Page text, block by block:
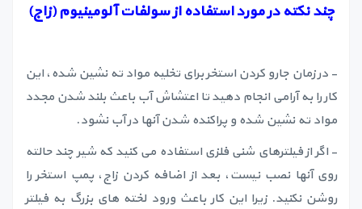
چند نکته در مورد استفاده از سولفات آلومینیوم (زاج)
- در زمان جارو کردن استخر برای تخلیه مواد ته نشین شده، این
کار را به آرامی انجام دهید تا اعتشاش آب باعث بلند شدن مجدد
مواد ته نشین شده و پراکنده شدن آنها در آب نشود.
- اگر از فیلترهای شنی فلزی استفاده می کنید که شیر چند حالته
روی آنها نصب نیست، بعد از اضافه کردن زاج، پمپ استخر را
روشن نکنید. زیرا این کار باعث ورود لخته های بزرگ به فیلتر